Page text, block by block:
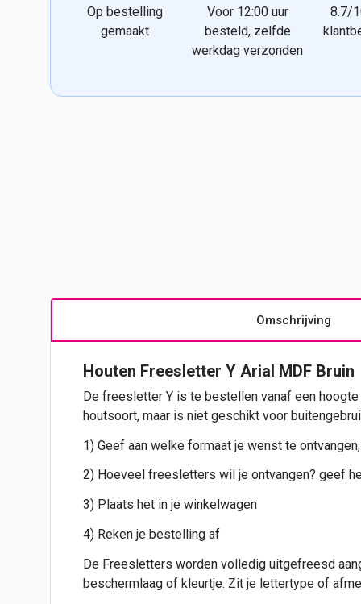
Op bestelling
gemaakt
Voor 12:00 uur
besteld, zelfde
werkdag verzonden
8.7/
Omschrijving
Houten Freesletter Y Arial MDF Bruin
De freesletter Y is te bestellen vanaf een
houtsoort, maar is niet geschikt voor
1) Geef aan welke formaat je wenst te
2) Hoeveel freesletters wil je ontvangen? geef
3) Plaats het in je winkelwagen
4) Reken je bestelling af
De Freesletters worden volledig uitgefreesd
beschermlaag of kleurtje. Zit je lettertype of